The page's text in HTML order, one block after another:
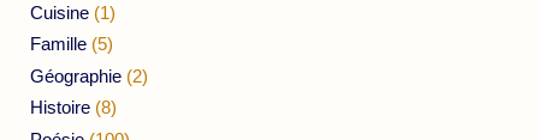
Cuisine (1)
Famille (5)
Géographie (2)
Histoire (8)